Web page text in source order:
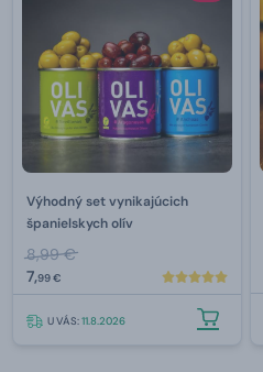
Výhodný set vynikajúcich
španielskych olív
8,99 €
7,99 €
U VÁS:11.8.2026